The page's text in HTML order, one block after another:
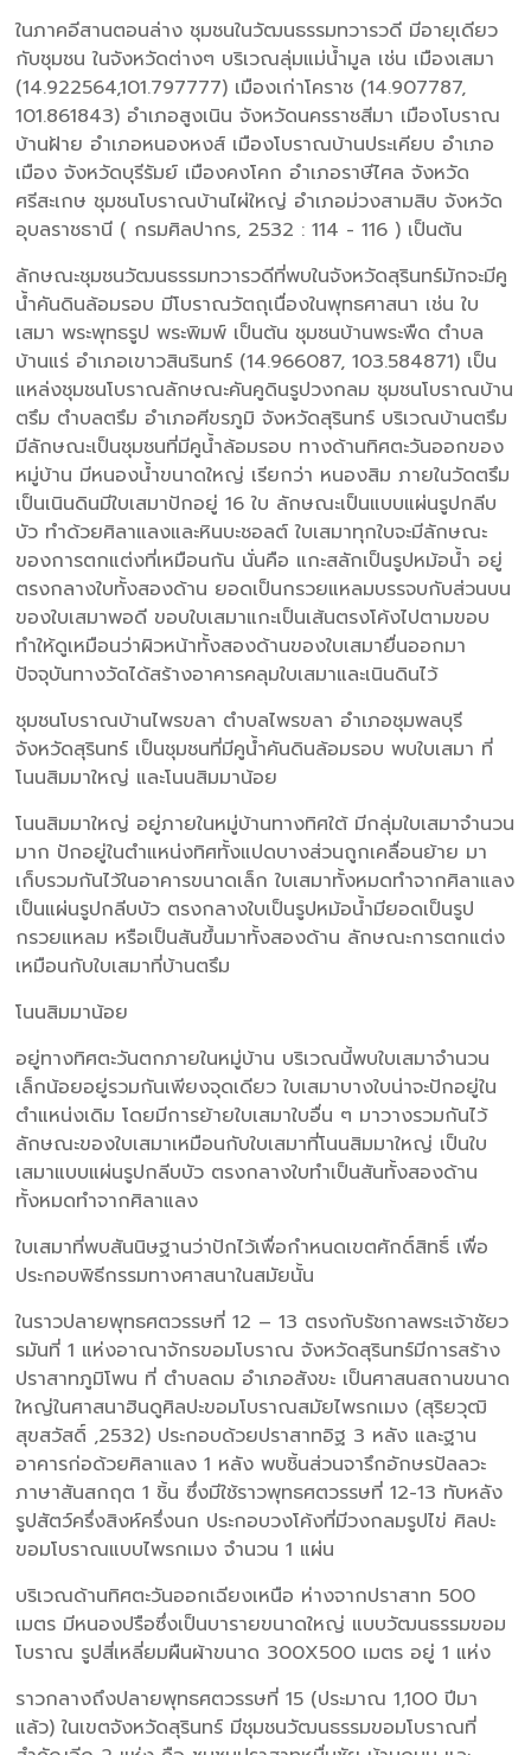
ในภาคอีสานตอนล่าง ชุมชนในวัฒนธรรมทวารวดี มีอายุเดียว
กับชุมชน ในจังหวัดต่างๆ บริเวณลุ่มแม่น้ำมูล เช่น เมืองเสมา
(14.922564,101.797777) เมืองเก่าโคราช (14.907787,
101.861843) อำเภอสูงเนิน จังหวัดนครราชสีมา เมืองโบราณ
บ้านฝ้าย อำเภอหนองหงส์ เมืองโบราณบ้านประเคียบ อำเภอ
เมือง จังหวัดบุรีรัมย์ เมืองคงโคก อำเภอราษีไศล จังหวัด
ศรีสะเกษ ชุมชนโบราณบ้านไผ่ใหญ่ อำเภอม่วงสามสิบ จังหวัด
อุบลราชธานี ( กรมศิลปากร, 2532 : 114 - 116 ) เป็นต้น
ลักษณะชุมชนวัฒนธรรมทวารวดีที่พบในจังหวัดสุรินทร์มักจะมีคู
น้ำคันดินล้อมรอบ มีโบราณวัตถุเนื่องในพุทธศาสนา เช่น ใบ
เสมา พระพุทธรูป พระพิมพ์ เป็นต้น ชุมชนบ้านพระพืด ตำบล
บ้านแร่ อำเภอเขาวสินรินทร์ (14.966087, 103.584871) เป็น
แหล่งชุมชนโบราณลักษณะคันคูดินรูปวงกลม ชุมชนโบราณบ้าน
ตรึม ตำบลตรึม อำเภอศีขรภูมิ จังหวัดสุรินทร์ บริเวณบ้านตรึม
มีลักษณะเป็นชุมชนที่มีคูน้ำล้อมรอบ ทางด้านทิศตะวันออกของ
หมู่บ้าน มีหนองน้ำขนาดใหญ่ เรียกว่า หนองสิม ภายในวัดตรึม
เป็นเนินดินมีใบเสมาปักอยู่ 16 ใบ ลักษณะเป็นแบบแผ่นรูปกลีบ
บัว ทำด้วยศิลาแลงและหินบะชอลต์ ใบเสมาทุกใบจะมีลักษณะ
ของการตกแต่งที่เหมือนกัน นั่นคือ แกะสลักเป็นรูปหม้อน้ำ อยู่
ตรงกลางใบทั้งสองด้าน ยอดเป็นกรวยแหลมบรรจบกับส่วนบน
ของใบเสมาพอดี ขอบใบเสมาแกะเป็นเส้นตรงโค้งไปตามขอบ
ทำให้ดูเหมือนว่าผิวหน้าทั้งสองด้านของใบเสมายื่นออกมา
ปัจจุบันทางวัดได้สร้างอาคารคลุมใบเสมาและเนินดินไว้
ชุมชนโบราณบ้านไพรขลา ตำบลไพรขลา อำเภอชุมพลบุรี
จังหวัดสุรินทร์ เป็นชุมชนที่มีคูน้ำคันดินล้อมรอบ พบใบเสมา ที่
โนนสิมมาใหญ่ และโนนสิมมาน้อย
โนนสิมมาใหญ่ อยู่ภายในหมู่บ้านทางทิศใต้ มีกลุ่มใบเสมาจำนวน
มาก ปักอยู่ในตำแหน่งทิศทั้งแปดบางส่วนถูกเคลื่อนย้าย มา
เก็บรวมกันไว้ในอาคารขนาดเล็ก ใบเสมาทั้งหมดทำจากศิลาแลง
เป็นแผ่นรูปกลีบบัว ตรงกลางใบเป็นรูปหม้อน้ำมียอดเป็นรูป
กรวยแหลม หรือเป็นสันขึ้นมาทั้งสองด้าน ลักษณะการตกแต่ง
เหมือนกับใบเสมาที่บ้านตรึม
โนนสิมมาน้อย
อยู่ทางทิศตะวันตกภายในหมู่บ้าน บริเวณนี้พบใบเสมาจำนวน
เล็กน้อยอยู่รวมกันเพียงจุดเดียว ใบเสมาบางใบน่าจะปักอยู่ใน
ตำแหน่งเดิม โดยมีการย้ายใบเสมาใบอื่น ๆ มาวางรวมกันไว้
ลักษณะของใบเสมาเหมือนกับใบเสมาที่โนนสิมมาใหญ่ เป็นใบ
เสมาแบบแผ่นรูปกลีบบัว ตรงกลางใบทำเป็นสันทั้งสองด้าน
ทั้งหมดทำจากศิลาแลง
ใบเสมาที่พบสันนิษฐานว่าปักไว้เพื่อกำหนดเขตศักดิ์สิทธิ์ เพื่อ
ประกอบพิธีกรรมทางศาสนาในสมัยนั้น
ในราวปลายพุทธศตวรรษที่ 12 – 13 ตรงกับรัชกาลพระเจ้าชัยว
รมันที่ 1 แห่งอาณาจักรขอมโบราณ จังหวัดสุรินทร์มีการสร้าง
ปราสาทภูมิโพน ที่ ตำบลดม อำเภอสังขะ เป็นศาสนสถานขนาด
ใหญ่ในศาสนาฮินดูศิลปะขอมโบราณสมัยไพรกเมง (สุริยวุฒิ
สุขสวัสดิ์ ,2532) ประกอบด้วยปราสาทอิฐ 3 หลัง และฐาน
อาคารก่อด้วยศิลาแลง 1 หลัง พบชิ้นส่วนจารึกอักษรปัลลวะ
ภาษาสันสกฤต 1 ชิ้น ซึ่งมีใช้ราวพุทธศตวรรษที่ 12-13 ทับหลัง
รูปสัตว์ครึ่งสิงห์ครึ่งนก ประกอบวงโค้งที่มีวงกลมรูปไข่ ศิลปะ
ขอมโบราณแบบไพรกเมง จำนวน 1 แผ่น
บริเวณด้านทิศตะวันออกเฉียงเหนือ ห่างจากปราสาท 500
เมตร มีหนองปรือซึ่งเป็นบารายขนาดใหญ่ แบบวัฒนธรรมขอม
โบราณ รูปสี่เหลี่ยมผืนผ้าขนาด 300X500 เมตร อยู่ 1 แห่ง
ราวกลางถึงปลายพุทธศตวรรษที่ 15 (ประมาณ 1,100 ปีมา
แล้ว) ในเขตจังหวัดสุรินทร์ มีชุมชนวัฒนธรรมขอมโบราณที่